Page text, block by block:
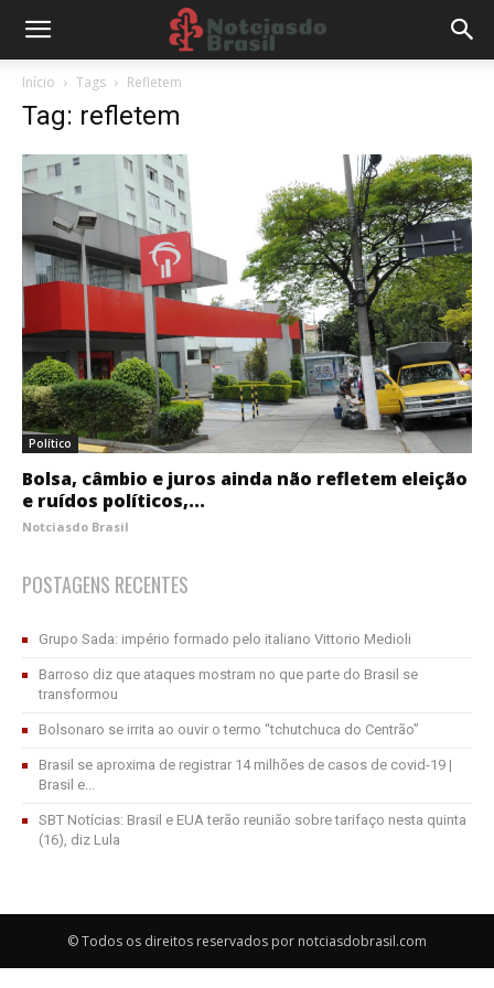
Início Tags Refletem
Tag: refletem
Político
Bolsa, câmbio e juros ainda não refletem eleição
e ruídos políticos,...
Notciasdo Brasil
POSTAGENS RECENTES
Grupo Sada: império formado pelo italiano Vittorio Medioli
Barroso diz que ataques mostram no que parte do Brasil se
transformou
Bolsonaro se irrita ao ouvir o termo “tchutchuca do Centrão”
Brasil se aproxima de registrar 14 milhões de casos de covid-19 |
Brasil e...
SBT Notícias: Brasil e EUA terão reunião sobre tarifaço nesta quinta
(16), diz Lula
© Todos os direitos reservados por notciasdobrasil.com